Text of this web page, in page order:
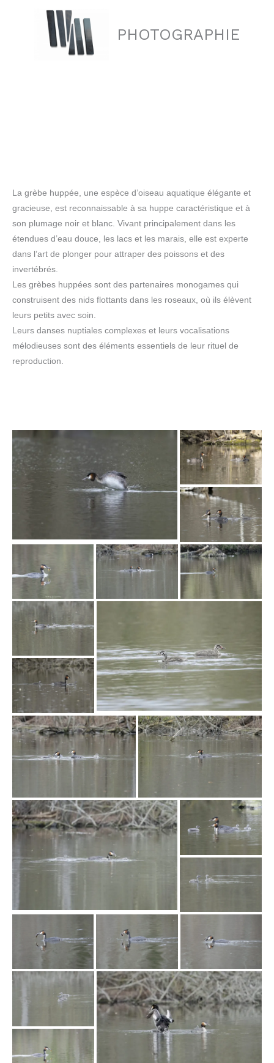
PHOTOGRAPHIE
La grèbe huppée, une espèce d’oiseau aquatique élégante et
gracieuse, est reconnaissable à sa huppe caractéristique et à
son plumage noir et blanc. Vivant principalement dans les
étendues d’eau douce, les lacs et les marais, elle est experte
dans l’art de plonger pour attraper des poissons et des
invertébrés.
Les grèbes huppées sont des partenaires monogames qui
construisent des nids flottants dans les roseaux, où ils élèvent
leurs petits avec soin.
Leurs danses nuptiales complexes et leurs vocalisations
mélodieuses sont des éléments essentiels de leur rituel de
reproduction.